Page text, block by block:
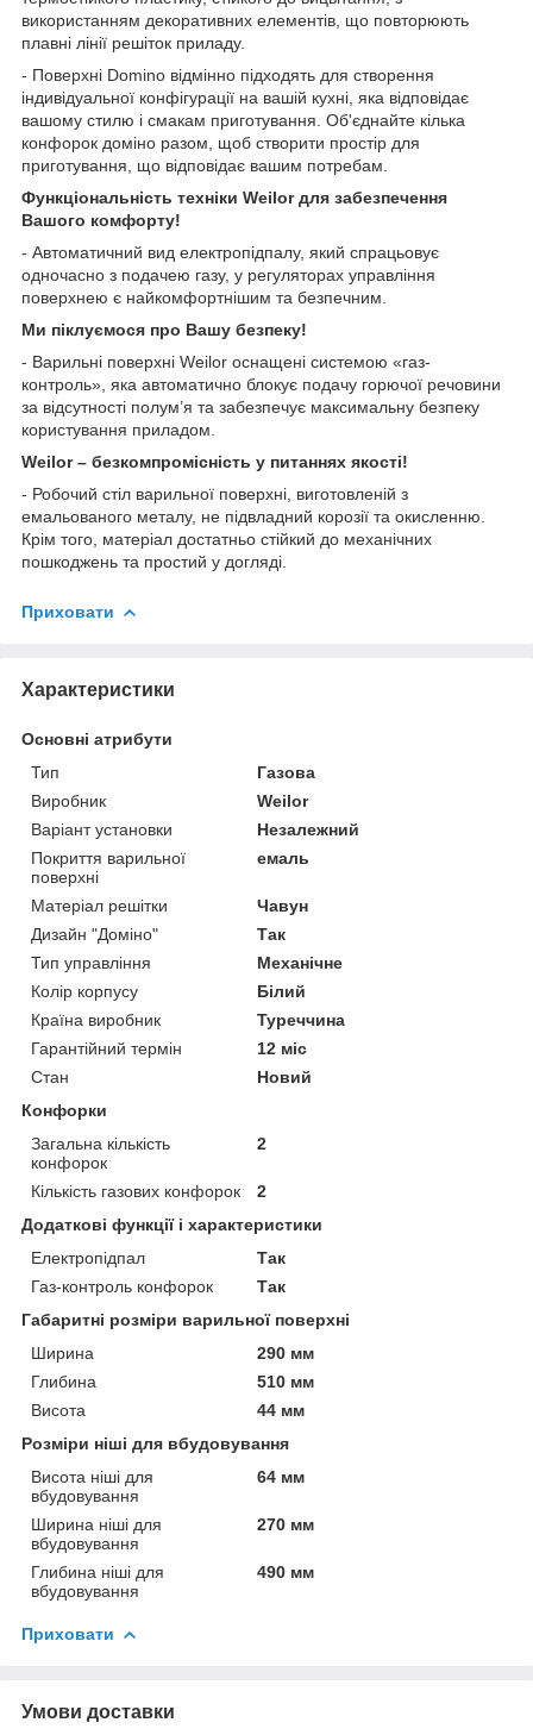
використанням декоративних елементів, що повторюють
плавні лінії решіток приладу.
- Поверхні Domino відмінно підходять для створення
індивідуальної конфігурації на вашій кухні, яка відповідає
вашому стилю і смакам приготування. Об'єднайте кілька
конфорок доміно разом, щоб створити простір для
приготування, що відповідає вашим потребам.
Функціональність техніки Weilor для забезпечення
Вашого комфорту!
- Автоматичний вид електропідпалу, який спрацьовує
одночасно з подачею газу, у регуляторах управління
поверхнею є найкомфортнішим та безпечним.
Ми піклуємося про Вашу безпеку!
- Варильні поверхні Weilor оснащені системою «газ-
контроль», яка автоматично блокує подачу горючої речовини
за відсутності полум’я та забезпечує максимальну безпеку
користування приладом.
Weilor – безкомпромісність у питаннях якості!
- Робочий стіл варильної поверхні, виготовленій з
емальованого металу, не підвладний корозії та окисленню.
Крім того, матеріал достатньо стійкий до механічних
пошкоджень та простий у догляді.
Приховати
Характеристики
Основні атрибути
Тип
Газова
Виробник
Weilor
Варіант установки
Незалежний
Покриття варильної
поверхні
емаль
Матеріал решітки
Чавун
Дизайн "Доміно"
Так
Тип управління
Механічне
Колір корпусу
Білий
Країна виробник
Туреччина
Гарантійний термін
12 міс
Стан
Новий
Конфорки
Загальна кількість
конфорок
2
Кількість газових конфорок
2
Додаткові функції і характеристики
Електропідпал
Так
Газ-контроль конфорок
Так
Габаритні розміри варильної поверхні
Ширина
290 мм
Глибина
510 мм
Висота
44 мм
Розміри ніші для вбудовування
Висота ніші для
вбудовування
64 мм
Ширина ніші для
вбудовування
270 мм
Глибина ніші для
вбудовування
490 мм
Приховати
Умови доставки